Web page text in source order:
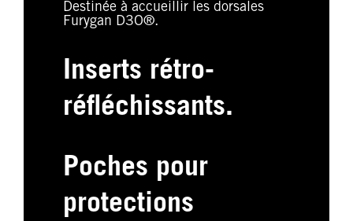
Destinée à accueillir les dorsales
Furygan D3O®.
Inserts rétro-
réfléchissants.
Poches pour
protections